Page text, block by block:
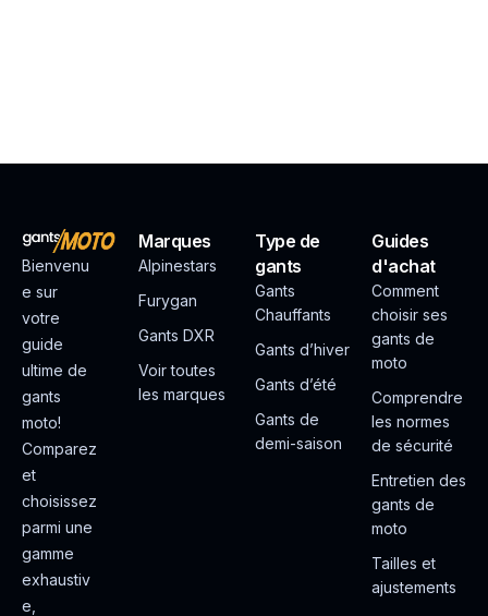
Bienvenu
e sur
votre
guide
ultime de
gants
moto!
Comparez
et
choisissez
parmi une
gamme
exhaustiv
e,
Marques
Alpinestars
Furygan
Gants DXR
Voir toutes
les marques
Type de
gants
Gants
Chauffants
Gants d’hiver
Gants d’été
Gants de
demi-saison
Guides
d'achat
Comment
choisir ses
gants de
moto
Comprendre
les normes
de sécurité
Entretien des
gants de
moto
Tailles et
ajustements